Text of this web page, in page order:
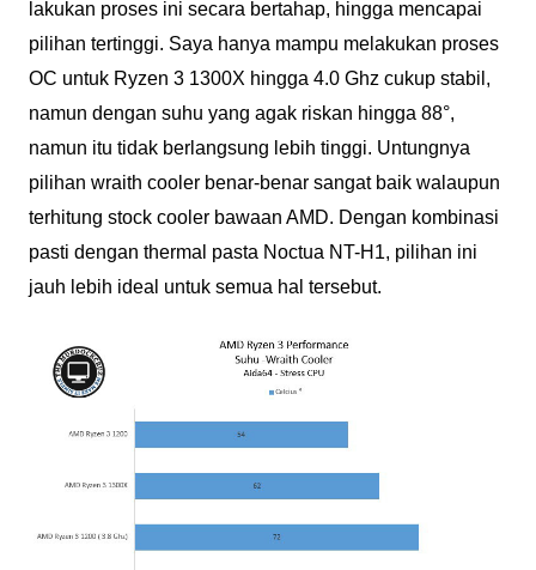
lakukan proses ini secara bertahap, hingga mencapai
pilihan tertinggi. Saya hanya mampu melakukan proses
OC untuk Ryzen 3 1300X hingga 4.0 Ghz cukup stabil,
namun dengan suhu yang agak riskan hingga 88°,
namun itu tidak berlangsung lebih tinggi. Untungnya
pilihan wraith cooler benar-benar sangat baik walaupun
terhitung stock cooler bawaan AMD. Dengan kombinasi
pasti dengan thermal pasta Noctua NT-H1, pilihan ini
jauh lebih ideal untuk semua hal tersebut.